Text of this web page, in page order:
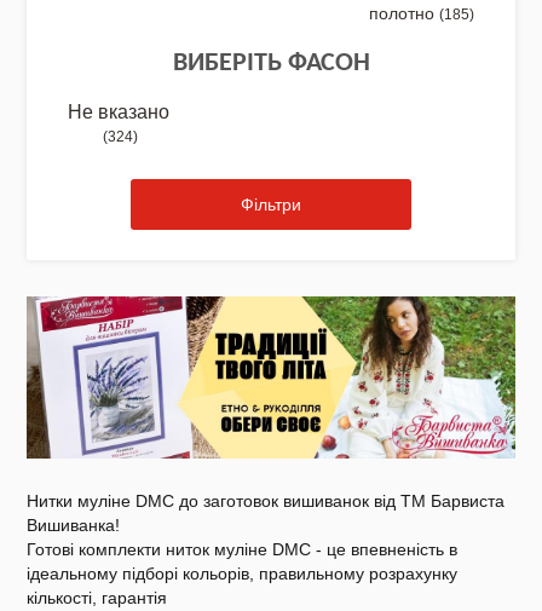
NEW 2026 - "Українська айдентика -
Нова колекція - НАША: ЗЕМЛЯ, НЕБО,
КРАЇНА / Вишиванки
Акція
Заготовки для вишивки Бісером/Нитками
Нитки муліне DMC до заготовок вишиванок від ТМ Барвиста
Вишиванка!
Готові комплекти ниток муліне DMC - це впевненість в
ідеальному підборі кольорів, правильному розрахунку
кількості, гарантія
полотно (185)
ВИБЕРІТЬ ФАСОН
Не вказано
(324)
Фільтри